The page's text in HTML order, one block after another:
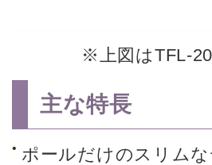
※上図はTFL-
主な特長
ポールだけのスリム